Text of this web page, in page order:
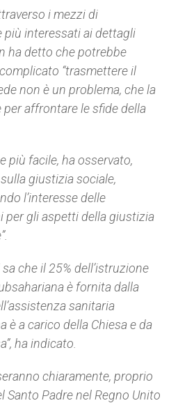
i mezzi di
più interessati ai dettagli
ha detto che potrebbe
“trasmettere il
non è un problema, che la
affrontare le sfide della
più facile, ha osservato,
giustizia sociale,
l’interesse delle
per gli aspetti della giustizia
che il 25% dell’istruzione
è fornita dalla
sanitaria
è a carico della Chiesa e da
ha indicato.
chiaramente, proprio
Santo Padre nel Regno Unito